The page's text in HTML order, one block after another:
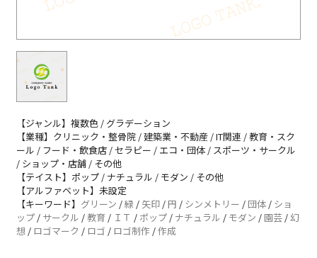
【ジャンル】複数色 / グラデーション
【業種】クリニック・整骨院 / 建築業・不動産 / IT関連 / 教育・スク
ール / フード・飲食店 / セラピー / エコ・団体 / スポーツ・サークル
/ ショップ・店舗 / その他
【テイスト】ポップ / ナチュラル / モダン / その他
【アルファベット】未設定
【キーワード】 グリーン /緑 / 矢印 /円 / シンメトリー /団体 / ショ
ップ / サークル / 教育 / ＩＴ / ポップ / ナチュラル / モダン / 園芸 /幻
想 / ロゴマーク / ロゴ / ロゴ制作 /作成